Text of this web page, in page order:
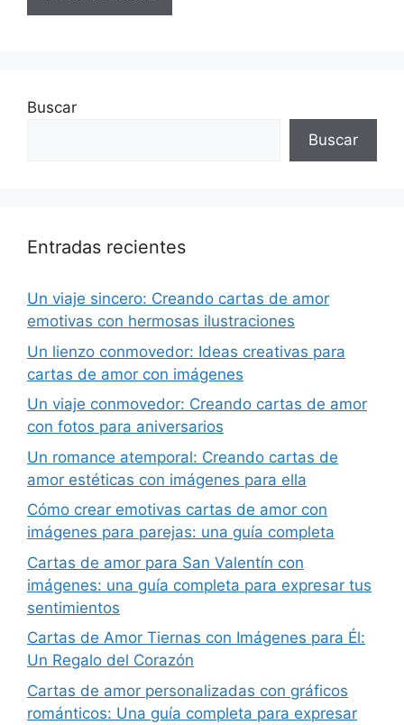
Buscar
Buscar
Entradas recientes
Un viaje sincero: Creando cartas de amor
emotivas con hermosas ilustraciones
Un lienzo conmovedor: Ideas creativas para
cartas de amor con imágenes
Un viaje conmovedor: Creando cartas de amor
con fotos para aniversarios
Un romance atemporal: Creando cartas de
amor estéticas con imágenes para ella
Cómo crear emotivas cartas de amor con
imágenes para parejas: una guía completa
Cartas de amor para San Valentín con
imágenes: una guía completa para expresar tus
sentimientos
Cartas de Amor Tiernas con Imágenes para Él:
Un Regalo del Corazón
Cartas de amor personalizadas con gráficos
románticos: Una guía completa para expresar